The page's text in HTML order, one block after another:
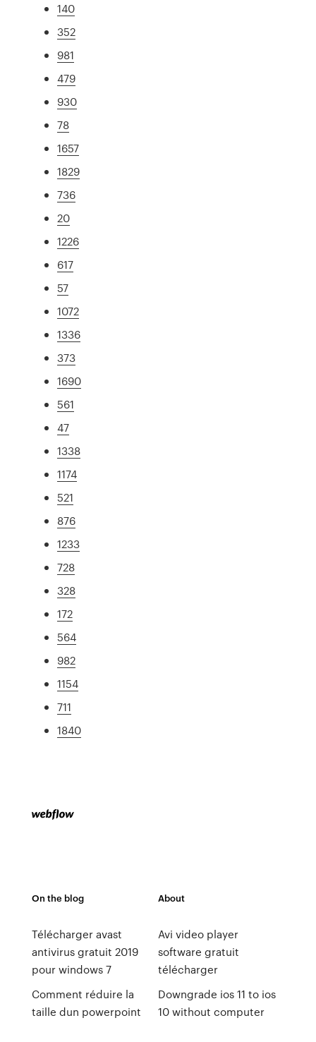
140
352
981
479
930
78
1657
1829
736
20
1226
617
57
1072
1336
373
1690
561
47
1338
1174
521
876
1233
728
328
172
564
982
1154
711
1840
On the blog
Télécharger avast
antivirus gratuit 2019
pour windows 7
Comment réduire la
taille dun powerpoint
About
Avi video player
software gratuit
télécharger
Downgrade ios 11 to ios
10 without computer